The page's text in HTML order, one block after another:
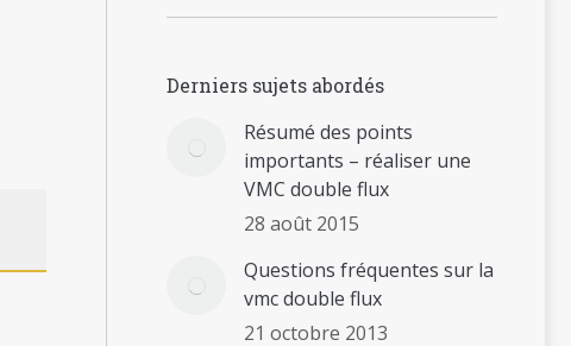
Derniers sujets abordés
Résumé des points
importants – réaliser une
VMC double flux
28 août 2015
Questions fréquentes sur la
vmc double flux
21 octobre 2013